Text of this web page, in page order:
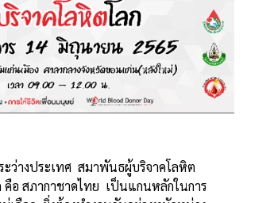
ว่างประเทศ สมาพันธผู้บริจาคโลหิต
คือ สภากาชาดไทย เป็นแกนหลักในการ